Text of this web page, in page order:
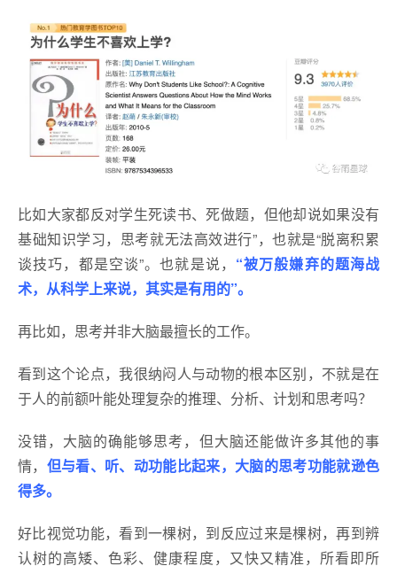
比如大家都反对学生死读书、死做题，但他却说如果没有
基础知识学习，思考就无法高效进行”，也就是“脱离积累
谈技巧，都是空谈”。也就是说， “被万般嫌弃的题海战
术，从科学上来说，其实是有用的”。
再比如，思考并非大脑最擅长的工作。
看到这个论点，我很纳闷人与动物的根本区别，不就是在
于人的前额叶能处理复杂的推理、分析、计划和思考吗？
没错，大脑的确能够思考，但大脑还能做许多其他的事
情， 但与看、听、动功能比起来，大脑的思考功能就逊色
得多。
好比视觉功能，看到一棵树，到反应过来是棵树，再到辨
认树的高矮、色彩、健康程度，又快又精准，所看即所